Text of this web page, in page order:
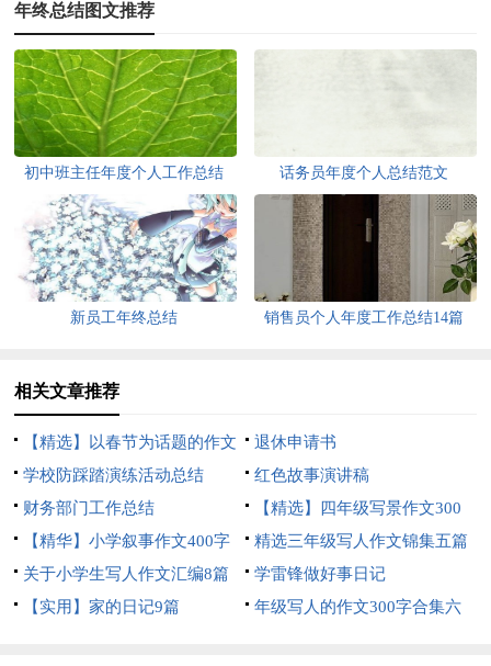
年终总结图文推荐
初中班主任年度个人工作总结 话务员年度个人总结范文
新员工年终总结 销售员个人年度工作总结14篇
相关文章推荐
【精选】以春节为话题的作文
锦集8篇
退休申请书
学校防踩踏演练活动总结
红色故事演讲稿
财务部门工作总结
【精选】四年级写景作文300
字集合五篇
【精华】小学叙事作文400字
集锦九篇
精选三年级写人作文锦集五篇
关于小学生写人作文汇编8篇
学雷锋做好事日记
【实用】家的日记9篇
年级写人的作文300字合集六